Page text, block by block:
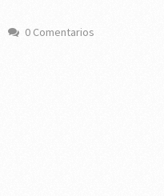
0 Comentarios